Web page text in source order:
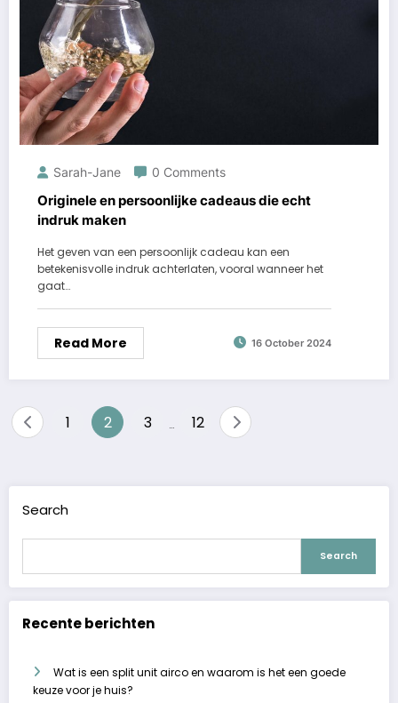
Sarah-Jane 0 Comments
Originele en persoonlijke cadeaus die echt
indruk maken
Het geven van een persoonlijk cadeau kan een
betekenisvolle indruk achterlaten, vooral wanneer het
gaat…
Read More 16 October 2024
Posts
1 2 3 … 12
Search
Search
Recente berichten
Wat is een split unit airco en waarom is het een goede
keuze voor je huis?